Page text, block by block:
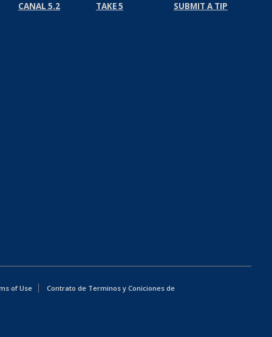
CANAL 5.2 TAKE 5 SUBMIT A TIP
of Use
Contrato de Terminos y Coniciones de